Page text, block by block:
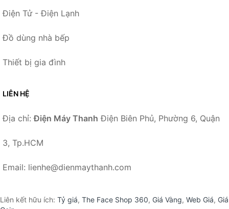
Điện Tử - Điện Lạnh
Đồ dùng nhà bếp
Thiết bị gia đình
LIÊN HỆ
Địa chỉ:Điện Máy Thanh Điện Biên Phủ, Phường 6, Quận
3, Tp.HCM
Email: lienhe@dienmaythanh.com
Liên kết hữu ích: Tỷ giá, The Face Shop 360, Giá Vàng, Web Giá, Giá